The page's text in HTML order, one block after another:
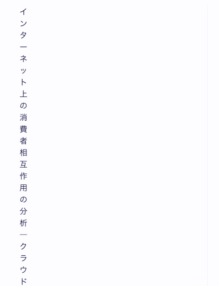
イ
ン
タ
ー
ネ
ッ
ト
上
の
消
費
者
相
互
作
用
の
分
析
―
ク
ラ
ウ
ド